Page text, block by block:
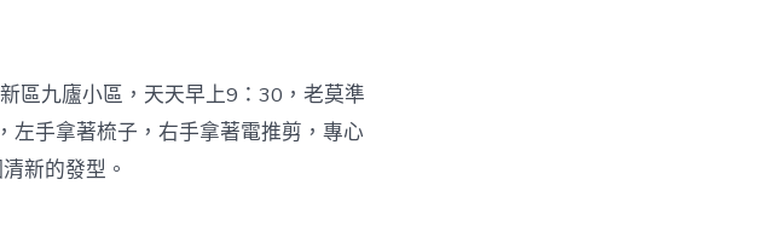
九廬小區，天天早上9：30，老莫準
左手拿著梳子，右手拿著電推剪，專心
新的發型。